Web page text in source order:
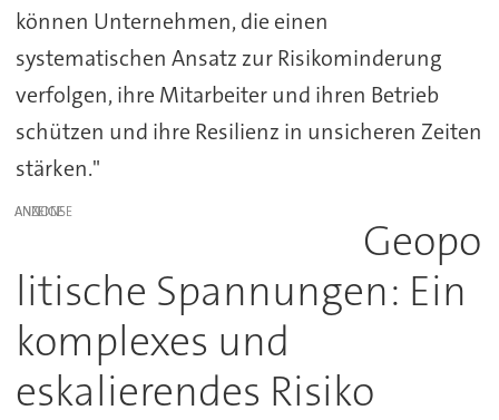
können Unternehmen, die einen
systematischen Ansatz zur Risikominderung
verfolgen, ihre Mitarbeiter und ihren Betrieb
schützen und ihre Resilienz in unsicheren Zeiten
stärken."
ANZEIGE
Geopo
litische Spannungen: Ein
komplexes und
eskalierendes Risiko